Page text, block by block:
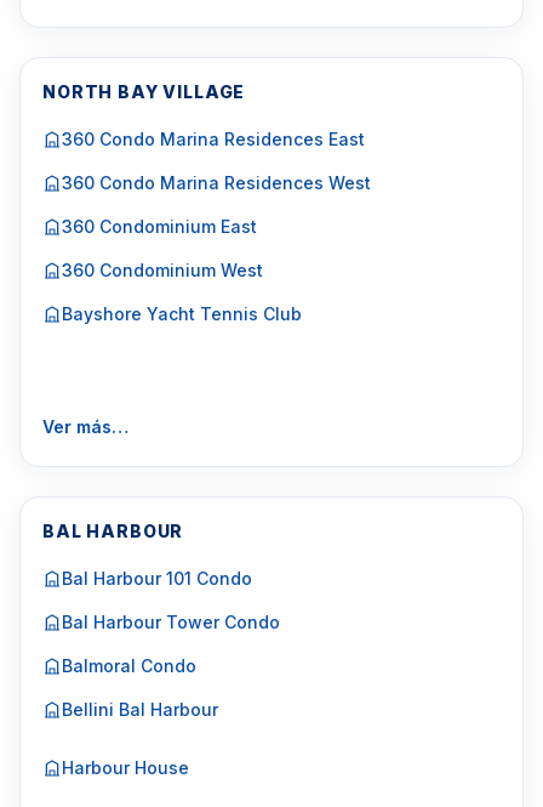
NORTH BAY VILLAGE
360 Condo Marina Residences East
360 Condo Marina Residences West
360 Condominium East
360 Condominium West
Bayshore Yacht Tennis Club
Ver más…
BAL HARBOUR
Bal Harbour 101 Condo
Bal Harbour Tower Condo
Balmoral Condo
Bellini Bal Harbour
Harbour House